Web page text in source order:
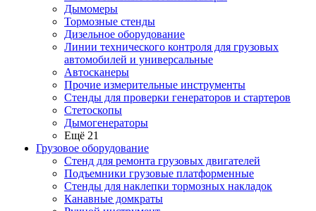
Дымомеры
Тормозные стенды
Дизельное оборудование
Линии технического контроля для грузовых
автомобилей и универсальные
Автосканеры
Прочие измерительные инструменты
Стенды для проверки генераторов и стартеров
Стетоскопы
Дымогенераторы
Ещё 21
Грузовое оборудование
Стенд для ремонта грузовых двигателей
Подъемники грузовые платформенные
Стенды для наклепки тормозных накладок
Канавные домкраты